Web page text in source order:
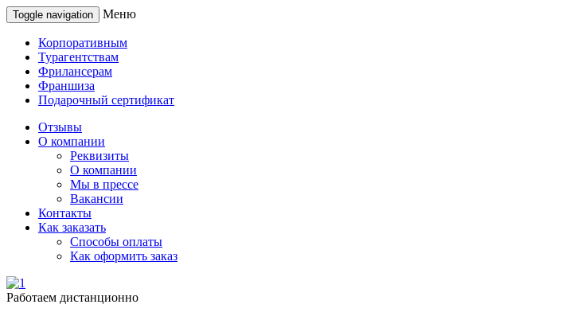
Toggle navigation Меню
Корпоративным
Турагентствам
Фрилансерам
Франшиза
Подарочный сертификат
Отзывы
О компании
Реквизиты
О компании
Мы в прессе
Вакансии
Контакты
Как заказать
Способы оплаты
Как оформить заказ
Работаем дистанционно